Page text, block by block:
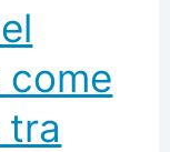
come
tra